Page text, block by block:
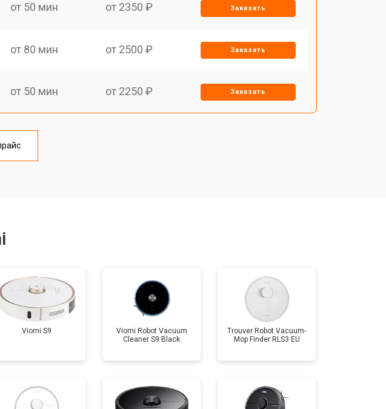
от 50 мин от 2350 ₽ Заказать
от 80 мин от 2500 ₽ Заказать
от 50 мин от 2250 ₽ Заказать
от 60 мин
Viomi S9
Viomi Robot Vacuum
Cleaner S9 Black
Trouver Robot Vacuum-
Mop Finder RLS3 EU